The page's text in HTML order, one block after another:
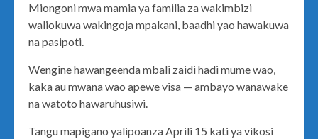
Miongoni mwa mamia ya familia za wakimbizi
waliokuwa wakingoja mpakani, baadhi yao hawakuwa
na pasipoti.
Wengine hawangeenda mbali zaidi hadi mume wao,
kaka au mwana wao apewe visa — ambayo wanawake
na watoto hawaruhusiwi.
Tangu mapigano yalipoanza Aprili 15 kati ya vikosi